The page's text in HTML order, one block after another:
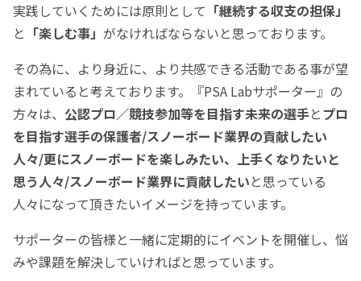
実践していくためには原則として 「継続する収支の担保」
と 「楽しむ事」 がなければならないと思っております。
その為に、より身近に、より共感できる活動である事が望
まれていると考えております。『PSA Labサポーター』の
方々は、 公認プロ／競技参加等を目指す未来の選手とプロ
を目指す選手の保護者/スノーボード業界の貢献したい
人々/更にスノーボードを楽しみたい、上手くなりたいと
思う人々/スノーボード業界に貢献したいと思っている
人々になって頂きたいイメージを持っています。
サポーターの皆様と一緒に定期的にイベントを開催し、悩
みや課題を解決していければと思っています。